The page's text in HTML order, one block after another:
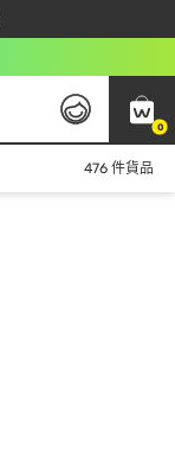
0
476 件貨品